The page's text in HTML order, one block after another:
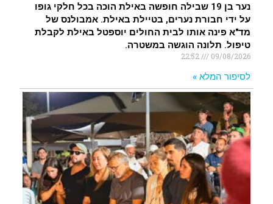
נער בן 19 שבילה חופשה באילת הוכה בכל חלקי גופו
על ידי חבורת נערים, בטיילת באילת. אמבולנס של
מד"א פינה אותו לבית החולים יוספטל באילת לקבלת
טיפול. תלונה הוגשה במשטרה.
09/08/2026
22:52
לסיפור המלא »